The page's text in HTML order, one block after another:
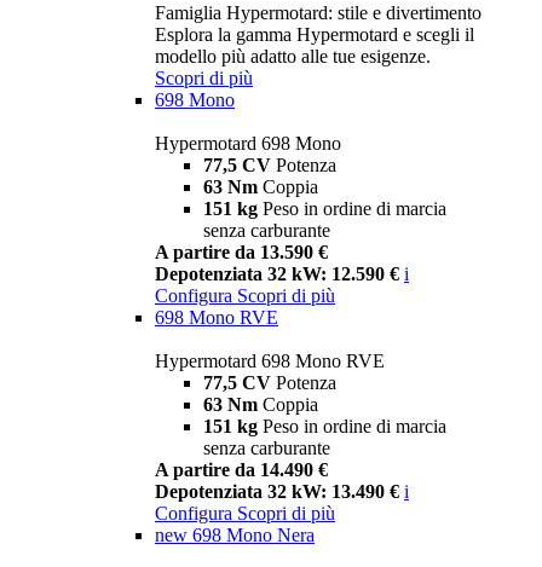
Famiglia Hypermotard: stile e divertimento
Esplora la gamma Hypermotard e scegli il
modello più adatto alle tue esigenze.
Scopri di più
698 Mono
Hypermotard 698 Mono
77,5 CV Potenza
63 Nm Coppia
151 kg Peso in ordine di marcia
senza carburante
A partire da 13.590 €
Depotenziata 32 kW: 12.590 € i
Configura Scopri di più
698 Mono RVE
Hypermotard 698 Mono RVE
77,5 CV Potenza
63 Nm Coppia
151 kg Peso in ordine di marcia
senza carburante
A partire da 14.490 €
Depotenziata 32 kW: 13.490 € i
Configura Scopri di più
new 698 Mono Nera